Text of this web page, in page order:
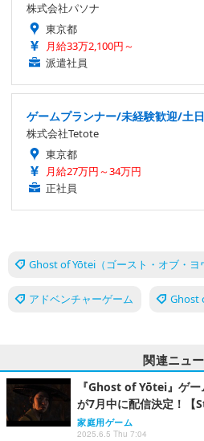
株式会社パソナ
東京都
月給33万2,100円～
派遣社員
ゲームプランナー/未経験歓迎/土
株式会社Tetote
東京都
月給27万円～34万円
正社員
Ghost of Yōtei（ゴースト・オブ・ヨ
アドベンチャーゲーム Ghost
関連ニュ
『Ghost of Yōtei』ゲ
が7月中に配信決定！【
家庭用ゲーム
2025.6.5 Thu 7:04